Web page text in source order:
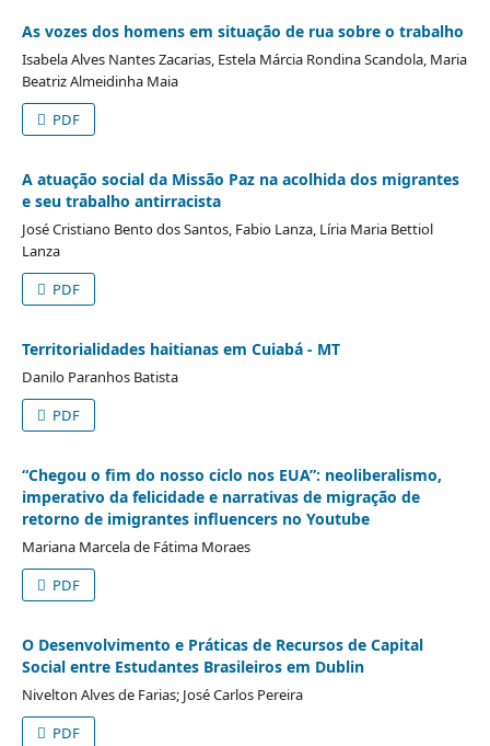
As vozes dos homens em situação de rua sobre o trabalho
Isabela Alves Nantes Zacarias, Estela Márcia Rondina Scandola, Maria
Beatriz Almeidinha Maia
PDF
A atuação social da Missão Paz na acolhida dos migrantes
e seu trabalho antirracista
José Cristiano Bento dos Santos, Fabio Lanza, Líria Maria Bettiol
Lanza
PDF
Territorialidades haitianas em Cuiabá - MT
Danilo Paranhos Batista
PDF
“Chegou o fim do nosso ciclo nos EUA”: neoliberalismo,
imperativo da felicidade e narrativas de migração de
retorno de imigrantes influencers no Youtube
Mariana Marcela de Fátima Moraes
PDF
O Desenvolvimento e Práticas de Recursos de Capital
Social entre Estudantes Brasileiros em Dublin
Nivelton Alves de Farias; José Carlos Pereira
PDF